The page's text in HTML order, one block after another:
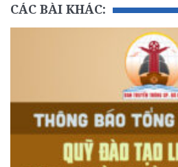
CÁC BÀI KHÁC: